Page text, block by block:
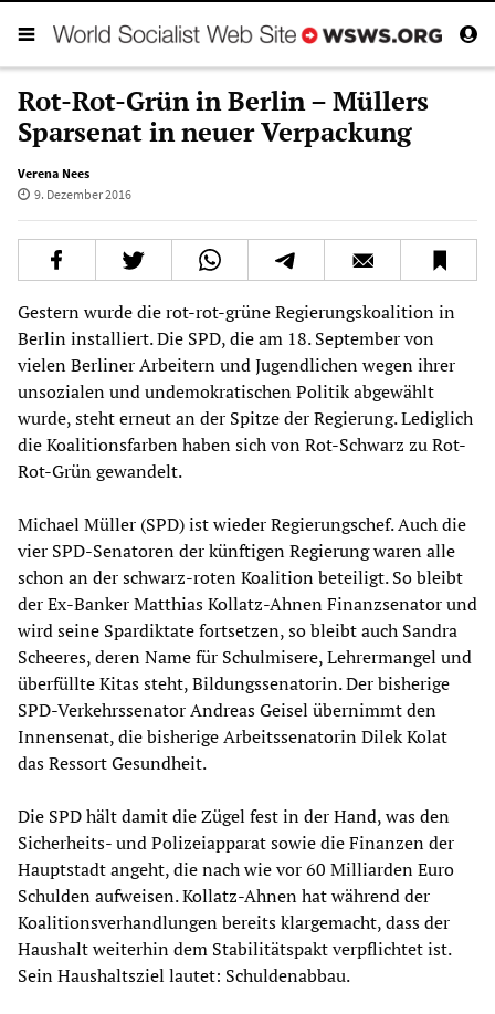
Rot-Rot-Grün in Berlin – Müllers
Sparsenat in neuer Verpackung
Verena Nees
9. Dezember 2016
Gestern wurde die rot-rot-grüne Regierungskoalition in
Berlin installiert. Die SPD, die am 18. September von
vielen Berliner Arbeitern und Jugendlichen wegen ihrer
unsozialen und undemokratischen Politik abgewählt
wurde, steht erneut an der Spitze der Regierung. Lediglich
die Koalitionsfarben haben sich von Rot-Schwarz zu Rot-
Rot-Grün gewandelt.
Michael Müller (SPD) ist wieder Regierungschef. Auch die
vier SPD-Senatoren der künftigen Regierung waren alle
schon an der schwarz-roten Koalition beteiligt. So bleibt
der Ex-Banker Matthias Kollatz-Ahnen Finanzsenator und
wird seine Spardiktate fortsetzen, so bleibt auch Sandra
Scheeres, deren Name für Schulmisere, Lehrermangel und
überfüllte Kitas steht, Bildungssenatorin. Der bisherige
SPD-Verkehrssenator Andreas Geisel übernimmt den
Innensenat, die bisherige Arbeitssenatorin Dilek Kolat
das Ressort Gesundheit.
Die SPD hält damit die Zügel fest in der Hand, was den
Sicherheits- und Polizeiapparat sowie die Finanzen der
Hauptstadt angeht, die nach wie vor 60 Milliarden Euro
Schulden aufweisen. Kollatz-Ahnen hat während der
Koalitionsverhandlungen bereits klargemacht, dass der
Haushalt weiterhin dem Stabilitätspakt verpflichtet ist.
Sein Haushaltsziel lautet: Schuldenabbau.